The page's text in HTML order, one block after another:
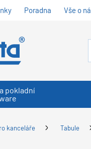
Poradna Vše o
pokladní
kanceláře Tabule